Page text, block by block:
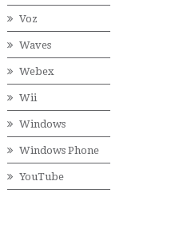
Voz
Waves
Webex
Wii
Windows
Windows Phone
YouTube